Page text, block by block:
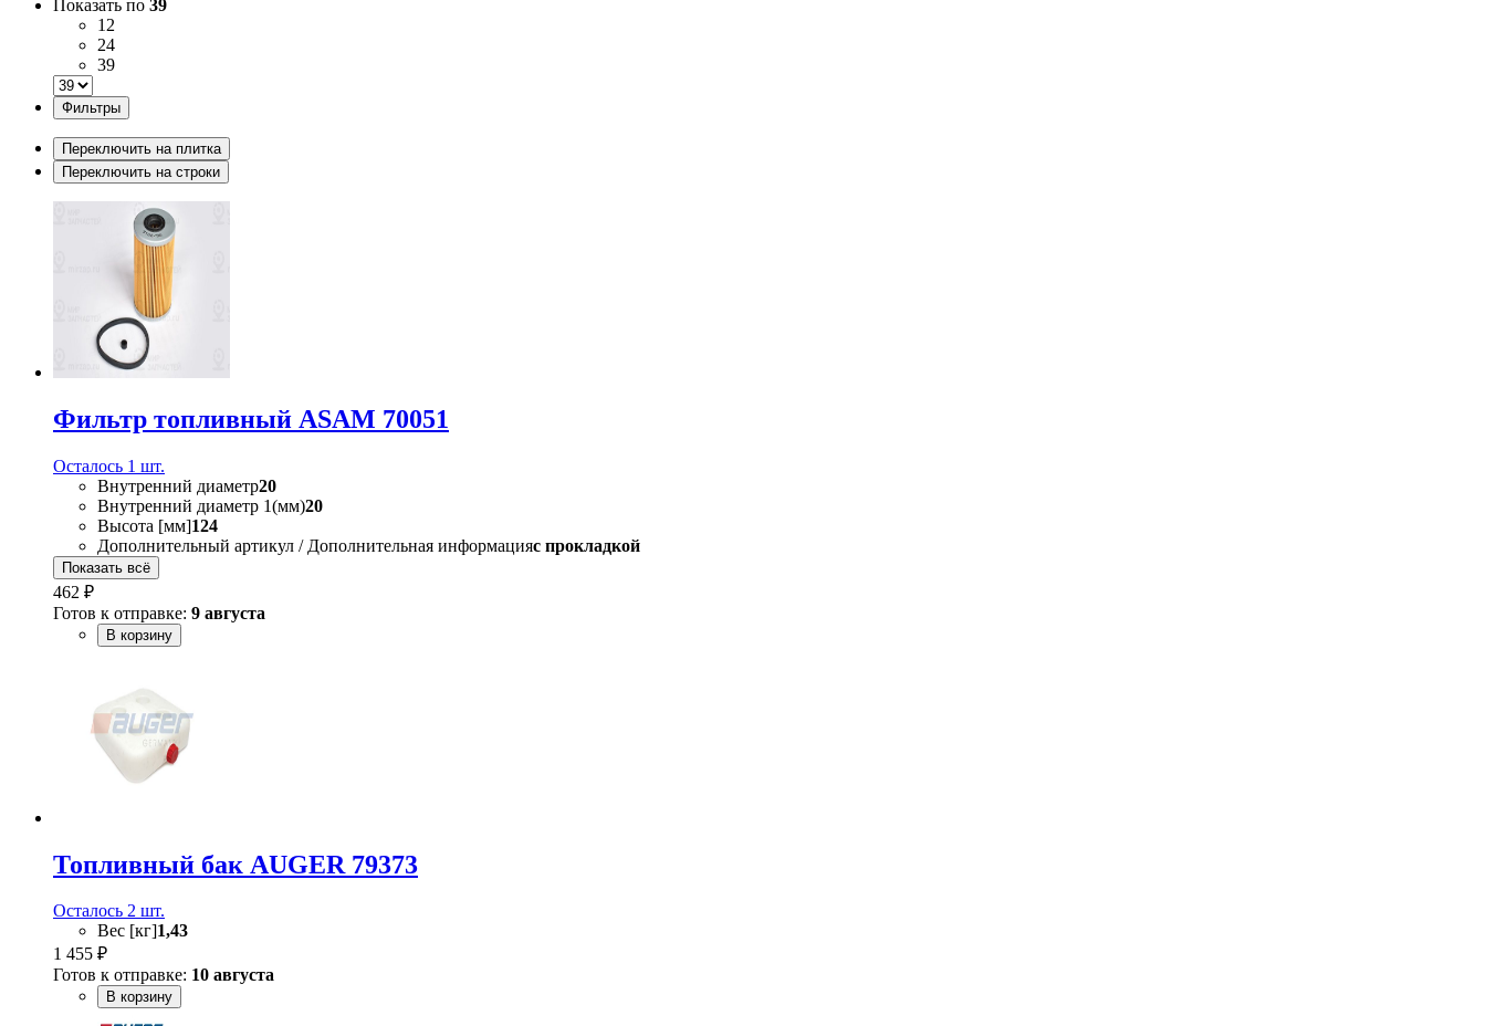
Показать по 39
12
24
39
Фильтры
Переключить на плитка
Переключить на строки
Фильтр топливный ASAM 70051
Осталось 1 шт.
Внутренний диаметр20
Внутренний диаметр 1(мм)20
Высота [мм]124
Дополнительный артикул / Дополнительная информацияс прокладкой
Показать всё
462 ₽
Готов к отправке: 9 августа
В корзину
Топливный бак AUGER 79373
Осталось 2 шт.
Вес [кг]1,43
1 455 ₽
Готов к отправке: 10 августа
В корзину